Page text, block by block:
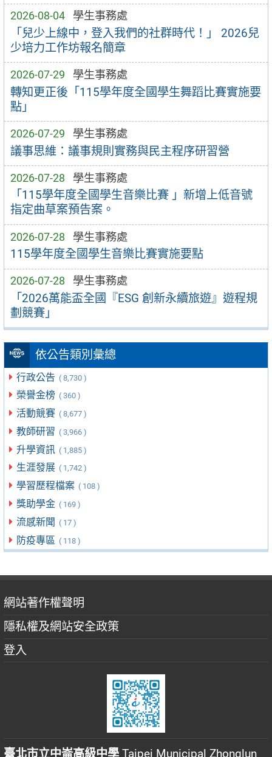
2026-08-04 學生事務處
「兒少上線中，登入我們的社群時代！」 2026兒
少培力工作坊報名簡章
2026-07-29 學生事務處
轉知更正後「115學年度全國學生舞蹈比賽實施要
點」
2026-07-29 學生事務處
議事思維：議事規則實務與民主程序研習營
2026-07-28 學生事務處
「115學年度全國學生音樂比賽 」新增上低音號
指定曲草案預告案。
2026-07-28 學生事務處
115學年度全國學生音樂比賽實施要點
2026-07-28 學生事務處
「2026萬能盃全國『ESG 創新永續旅遊』遊程規
劃競賽」
依公告類別彙總
行政公告 ( 8,730 )
榮譽金榜 ( 360 )
活動競賽 ( 8,677 )
教師研習 ( 3,966 )
升學資訊 ( 1,885 )
生涯發展 ( 1,742 )
學習歷程檔案 ( 108 )
獎助學金 ( 169 )
流感新聞 ( 17 )
防疫專區 ( 118 )
網站著作權聲明
隱私權及網站安全政策
登入
臺北市立中崙高級中學 Taipei Municipal Zhonglun